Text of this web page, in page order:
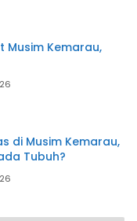
Musim Kemarau,
di Musim Kemarau,
Tubuh?